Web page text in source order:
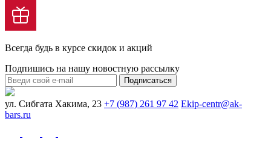
Всегда будь в курсе скидок и акций
Подпишись на нашу новостную рассылку
Подписаться
ул. Сибгата Хакима, 23 +7 (987) 261 97 42 Ekip-centr@ak-
bars.ru